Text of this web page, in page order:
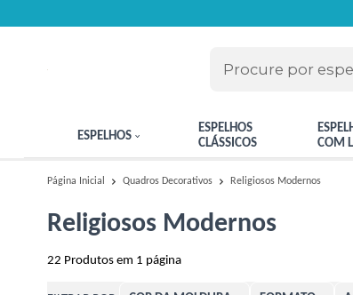
ESPELHOS
ESPELHOS
CLÁSSICOS
COM
Página Inicial Quadros Decorativos Religiosos Modernos
Religiosos Modernos
22 Produtos em 1 página